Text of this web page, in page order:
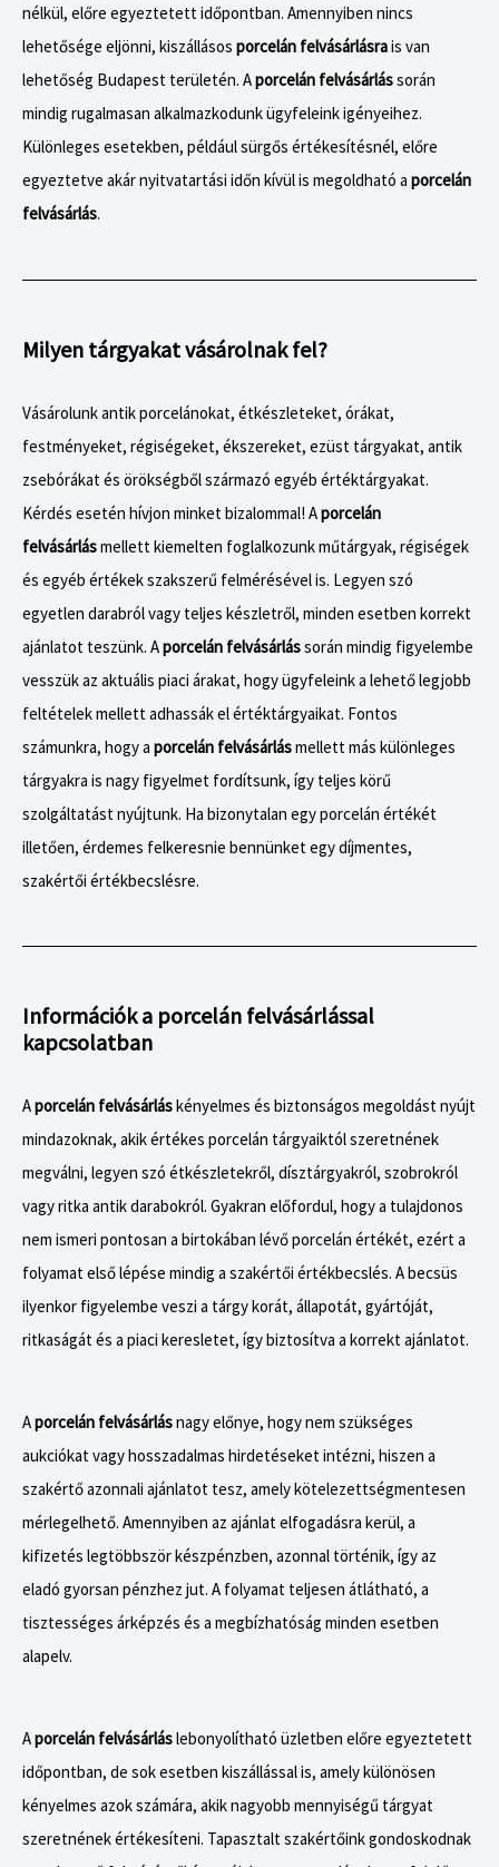
nélkül, előre egyeztetett időpontban. Amennyiben nincs
lehetősége eljönni, kiszállásos porcelán felvásárlásrais van
lehetőség Budapest területén. Aporcelán felvásárlássorán
mindig rugalmasan alkalmazkodunk ügyfeleink igényeihez.
Különleges esetekben, például sürgős értékesítésnél, előre
egyeztetve akár nyitvatartási időn kívül is megoldható a porcelán
felvásárlás.
Milyen tárgyakat vásárolnak fel?
Vásárolunk antik porcelánokat, étkészleteket, órákat,
festményeket, régiségeket, ékszereket, ezüst tárgyakat, antik
zsebórákat és örökségből származó egyéb értéktárgyakat.
Kérdés esetén hívjon minket bizalommal! Aporcelán
felvásárlásmellett kiemelten foglalkozunk műtárgyak, régiségek
és egyéb értékek szakszerű felmérésével is. Legyen szó
egyetlen darabról vagy teljes készletről, minden esetben korrekt
ajánlatot teszünk. Aporcelán felvásárlássorán mindig figyelembe
vesszük az aktuális piaci árakat, hogy ügyfeleink a lehető legjobb
feltételek mellett adhassák el értéktárgyaikat. Fontos
számunkra, hogy a porcelán felvásárlásmellett más különleges
tárgyakra is nagy figyelmet fordítsunk, így teljes körű
szolgáltatást nyújtunk. Ha bizonytalan egy porcelán értékét
illetően, érdemes felkeresnie bennünket egy díjmentes,
szakértői értékbecslésre.
Információk a porcelán felvásárlással
kapcsolatban
A
C
h
a
t
G
P
T
Aporcelán felvásárláskényelmes és biztonságos megoldást nyújt
mindazoknak, akik értékes porcelán tárgyaiktól szeretnének
megválni, legyen szó étkészletekről, dísztárgyakról, szobrokról
vagy ritka antik darabokról. Gyakran előfordul, hogy a tulajdonos
nem ismeri pontosan a birtokában lévő porcelán értékét, ezért a
folyamat első lépése mindig a szakértői értékbecslés. A becsüs
ilyenkor figyelembe veszi a tárgy korát, állapotát, gyártóját,
ritkaságát és a piaci keresletet, így biztosítva a korrekt ajánlatot.
Aporcelán felvásárlásnagy előnye, hogy nem szükséges
aukciókat vagy hosszadalmas hirdetéseket intézni, hiszen a
szakértő azonnali ajánlatot tesz, amely kötelezettségmentesen
mérlegelhető. Amennyiben az ajánlat elfogadásra kerül, a
kifizetés legtöbbször készpénzben, azonnal történik, így az
eladó gyorsan pénzhez jut. A folyamat teljesen átlátható, a
tisztességes árképzés és a megbízhatóság minden esetben
alapelv.
Aporcelán felvásárláslebonyolítható üzletben előre egyeztetett
időpontban, de sok esetben kiszállással is, amely különösen
kényelmes azok számára, akik nagyobb mennyiségű tárgyat
szeretnének értékesíteni. Tapasztalt szakértőink gondoskodnak